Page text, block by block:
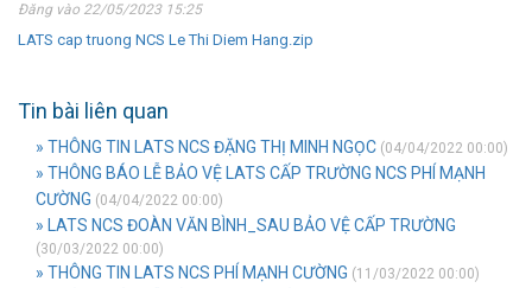
Đăng vào 22/05/2023 15:25
LATS cap truong NCS Le Thi Diem Hang.zip
Tin bài liên quan
» THÔNG TIN LATS NCS ĐẶNG THỊ MINH NGỌC (04/04/2022 00:00)
» THÔNG BÁO LỄ BẢO VỆ LATS CẤP TRƯỜNG NCS PHÍ MẠNH
CƯỜNG (04/04/2022 00:00)
» LATS NCS ĐOÀN VĂN BÌNH_SAU BẢO VỆ CẤP TRƯỜNG
(30/03/2022 00:00)
» THÔNG TIN LATS NCS PHÍ MẠNH CƯỜNG (11/03/2022 00:00)